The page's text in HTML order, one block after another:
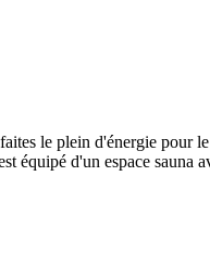
le plein d'énergie pour
équipé d'un espace sauna